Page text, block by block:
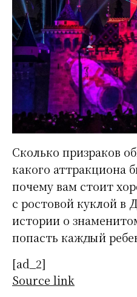
Сколько призраков
какого аттракциона
почему вам стоит
с ростовой куклой в
истории о
попасть каждый
[ad_2]
Source link